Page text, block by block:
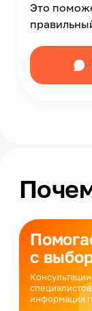
Это
с
Консультации
информация